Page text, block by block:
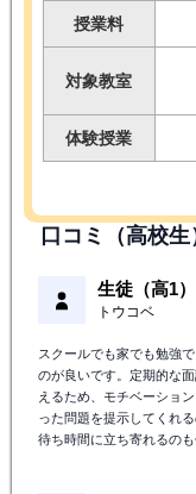
授業料
対象教室
体験授業
口コミ（高校生
生徒（高1）
トウコベ
スクールでも家でも勉強
のが良いです。定期的な
えるため、モチベーショ
った問題を提示してくれ
待ち時間に立ち寄れるのも